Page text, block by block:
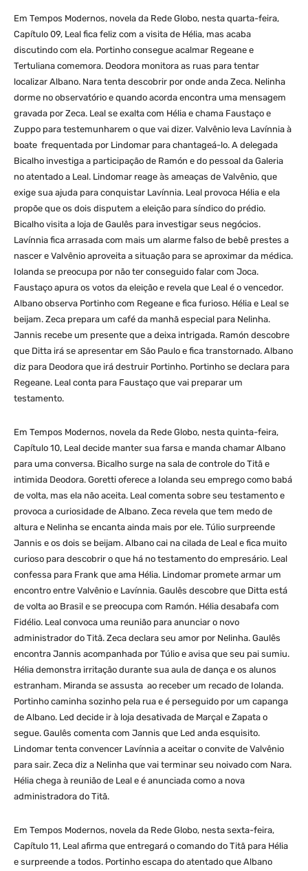
Em Tempos Modernos, novela da Rede Globo, nesta quarta-feira,
Capítulo 09, Leal fica feliz com a visita de Hélia, mas acaba
discutindo com ela. Portinho consegue acalmar Regeane e
Tertuliana comemora. Deodora monitora as ruas para tentar
localizar Albano. Nara tenta descobrir por onde anda Zeca. Nelinha
dorme no observatório e quando acorda encontra uma mensagem
gravada por Zeca. Leal se exalta com Hélia e chama Faustaço e
Zuppo para testemunharem o que vai dizer. Valvênio leva Lavínnia à
boate frequentada por Lindomar para chantageá-lo. A delegada
Bicalho investiga a participação de Ramón e do pessoal da Galeria
no atentado a Leal. Lindomar reage às ameaças de Valvênio, que
exige sua ajuda para conquistar Lavínnia. Leal provoca Hélia e ela
propõe que os dois disputem a eleição para síndico do prédio.
Bicalho visita a loja de Gaulês para investigar seus negócios.
Lavínnia fica arrasada com mais um alarme falso de bebê prestes a
nascer e Valvênio aproveita a situação para se aproximar da médica.
Iolanda se preocupa por não ter conseguido falar com Joca.
Faustaço apura os votos da eleição e revela que Leal é o vencedor.
Albano observa Portinho com Regeane e fica furioso. Hélia e Leal se
beijam. Zeca prepara um café da manhã especial para Nelinha.
Jannis recebe um presente que a deixa intrigada. Ramón descobre
que Ditta irá se apresentar em São Paulo e fica transtornado. Albano
diz para Deodora que irá destruir Portinho. Portinho se declara para
Regeane. Leal conta para Faustaço que vai preparar um
testamento.
Em Tempos Modernos, novela da Rede Globo, nesta quinta-feira,
Capítulo 10, Leal decide manter sua farsa e manda chamar Albano
para uma conversa. Bicalho surge na sala de controle do Titã e
intimida Deodora. Goretti oferece a Iolanda seu emprego como babá
de volta, mas ela não aceita. Leal comenta sobre seu testamento e
provoca a curiosidade de Albano. Zeca revela que tem medo de
altura e Nelinha se encanta ainda mais por ele. Túlio surpreende
Jannis e os dois se beijam. Albano cai na cilada de Leal e fica muito
curioso para descobrir o que há no testamento do empresário. Leal
confessa para Frank que ama Hélia. Lindomar promete armar um
encontro entre Valvênio e Lavínnia. Gaulês descobre que Ditta está
de volta ao Brasil e se preocupa com Ramón. Hélia desabafa com
Fidélio. Leal convoca uma reunião para anunciar o novo
administrador do Titã. Zeca declara seu amor por Nelinha. Gaulês
encontra Jannis acompanhada por Túlio e avisa que seu pai sumiu.
Hélia demonstra irritação durante sua aula de dança e os alunos
estranham. Miranda se assusta ao receber um recado de Iolanda.
Portinho caminha sozinho pela rua e é perseguido por um capanga
de Albano. Led decide ir à loja desativada de Marçal e Zapata o
segue. Gaulês comenta com Jannis que Led anda esquisito.
Lindomar tenta convencer Lavínnia a aceitar o convite de Valvênio
para sair. Zeca diz a Nelinha que vai terminar seu noivado com Nara.
Hélia chega à reunião de Leal e é anunciada como a nova
administradora do Titã.
Em Tempos Modernos, novela da Rede Globo, nesta sexta-feira,
Capítulo 11, Leal afirma que entregará o comando do Titã para Hélia
e surpreende a todos. Portinho escapa do atentado que Albano